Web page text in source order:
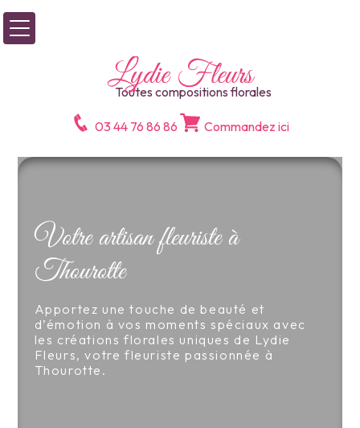
Lydie Fleurs
Toutes compositions florales
03 44 76 86 86 Commandez ici
Votre artisan fleuriste à
Thourotte
Apportez une touche de beauté et
d’émotion à vos moments spéciaux avec
les créations florales uniques de Lydie
Fleurs, votre fleuriste passionnée à
Thourotte.
Panneau de gestion des cookies